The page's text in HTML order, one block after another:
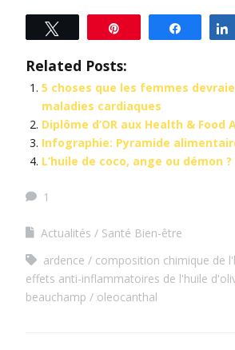
Tweetez Partagez
Related Posts:
5 choses que les femmes
maladies cardiaques
Diplôme d’OR aux Health & Food
Infographie: Pyramide
L’huile de coco, ange ou démon ?
1
Actualités
Santé Bien-être
ardence
composition chimique de
effets anti-inflammatoires de l'huile
beauchamp
oleocanthal